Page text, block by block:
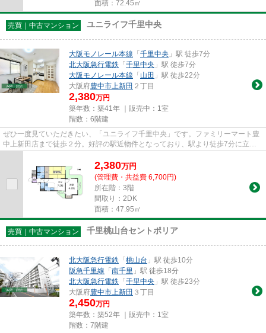
面積：72.45㎡
売買｜中古マンション ユニライフ千里中央
大阪モノレール本線 「 千里中央 」駅 徒歩7分
北大阪急行電鉄 「 千里中央 」駅 徒歩7分
大阪モノレール本線 「 山田 」駅 徒歩22分
大阪府豊中市上新田 ２丁目
2,380万円
築年数：築41年 ｜販売中： 1室
階数：6階建
ぜひ一度見ていただきたい、「ユニライフ千里中央」です。ファミリーマート豊
中上新田店まで徒歩２分。好評の駅近物件となっており、駅より徒歩7分に立地
2,380万円
(管理費・共益費 6,700円)
所在階：3階
間取り：2DK
面積：47.95㎡
売買｜中古マンション 千里桃山台セントポリア
北大阪急行電鉄 「 桃山台 」駅 徒歩10分
阪急千里線 「 南千里 」駅 徒歩18分
北大阪急行電鉄 「 千里中央 」駅 徒歩23分
大阪府豊中市上新田 ３丁目
2,450万円
築年数：築52年 ｜販売中： 1室
階数：7階建